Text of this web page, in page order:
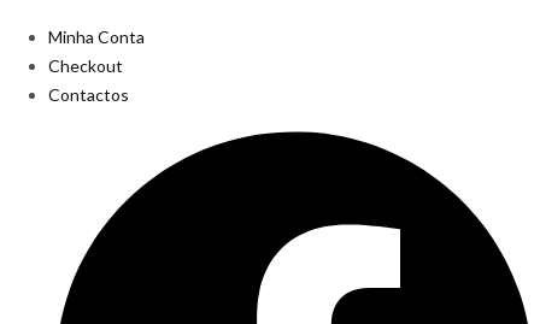
Minha Conta
Checkout
Contactos